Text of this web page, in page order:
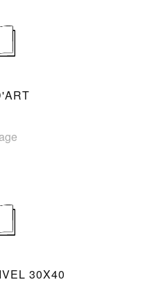
30X40